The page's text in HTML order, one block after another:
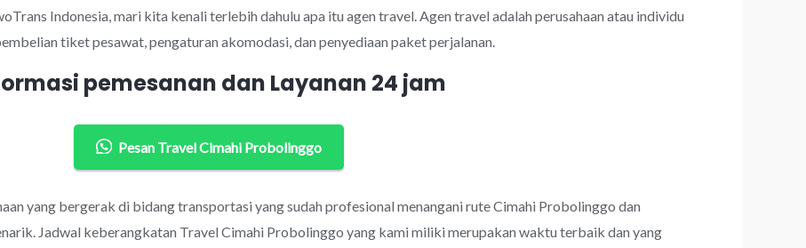
Indonesia, mari kita kenali terlebih dahulu apa itu agen travel. Agen travel adalah perusahaan atau individu
tiket pesawat, pengaturan akomodasi, dan penyediaan paket perjalanan.
pemesanan dan Layanan 24 jam
Pesan Travel Cimahi Probolinggo
yang bergerak di bidang transportasi yang sudah profesional menangani rute Cimahi Probolinggo dan
Jadwal keberangkatan Travel Cimahi Probolinggo yang kami miliki merupakan waktu terbaik dan yang